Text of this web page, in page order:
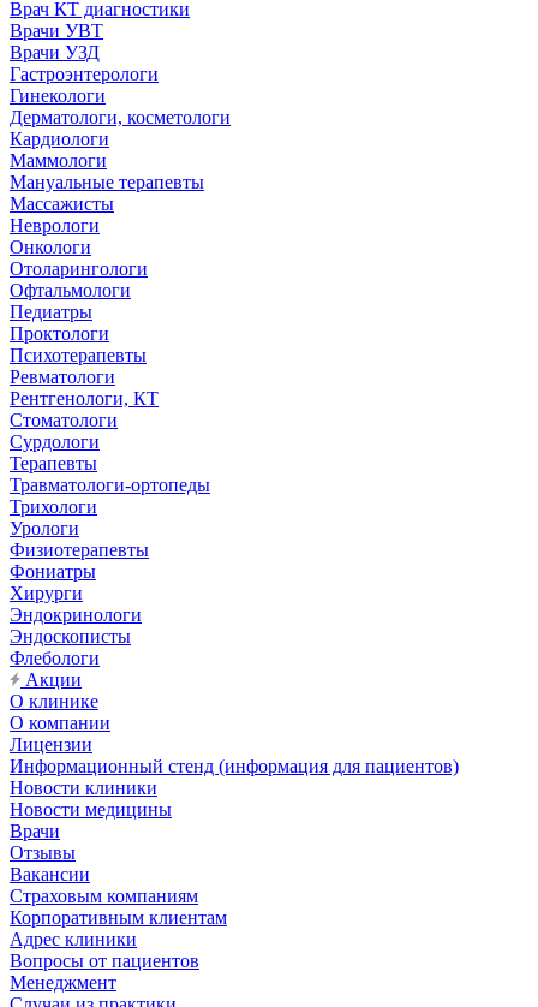
Врач КТ диагностики
Врачи УВТ
Врачи УЗД
Гастроэнтерологи
Гинекологи
Дерматологи, косметологи
Кардиологи
Маммологи
Мануальные терапевты
Массажисты
Неврологи
Онкологи
Отоларингологи
Офтальмологи
Педиатры
Проктологи
Психотерапевты
Ревматологи
Рентгенологи, КТ
Стоматологи
Сурдологи
Терапевты
Травматологи-ортопеды
Трихологи
Урологи
Физиотерапевты
Фониатры
Хирурги
Эндокринологи
Эндоскописты
Флебологи
Акции
О клинике
О компании
Лицензии
Информационный стенд (информация для пациентов)
Новости клиники
Новости медицины
Врачи
Отзывы
Вакансии
Страховым компаниям
Корпоративным клиентам
Адрес клиники
Вопросы от пациентов
Менеджмент